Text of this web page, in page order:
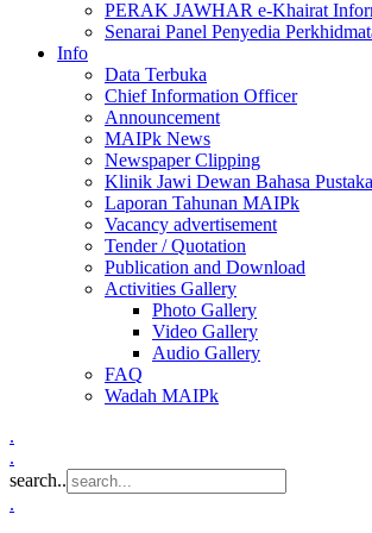
PERAK JAWHAR e-Khairat
Senarai Panel Penyedia
Info
Data Terbuka
Chief Information Officer
Announcement
MAIPk News
Newspaper Clipping
Klinik Jawi Dewan Bahasa Pustaka
Laporan Tahunan MAIPk
Vacancy advertisement
Tender / Quotation
Publication and Download
Activities Gallery
Photo Gallery
Video Gallery
Audio Gallery
FAQ
Wadah MAIPk
.
.
search..
.